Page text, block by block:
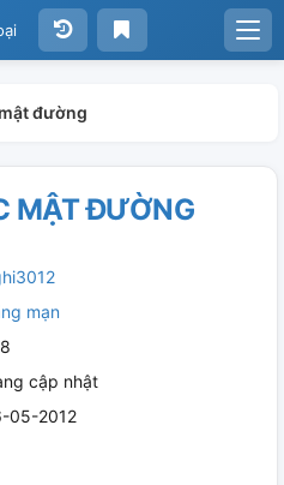
đường
MẬT ĐƯỜNG
mạn
cập nhật
05-2012